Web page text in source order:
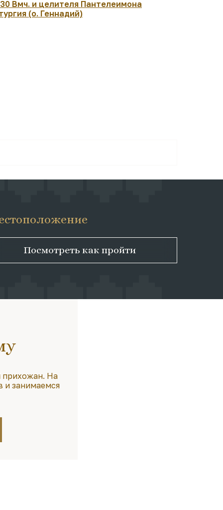
Вмч. и целителя Пантелеимона
(о. Геннадий)
Посмотреть как пройти
прихожан. На
и занимаемся